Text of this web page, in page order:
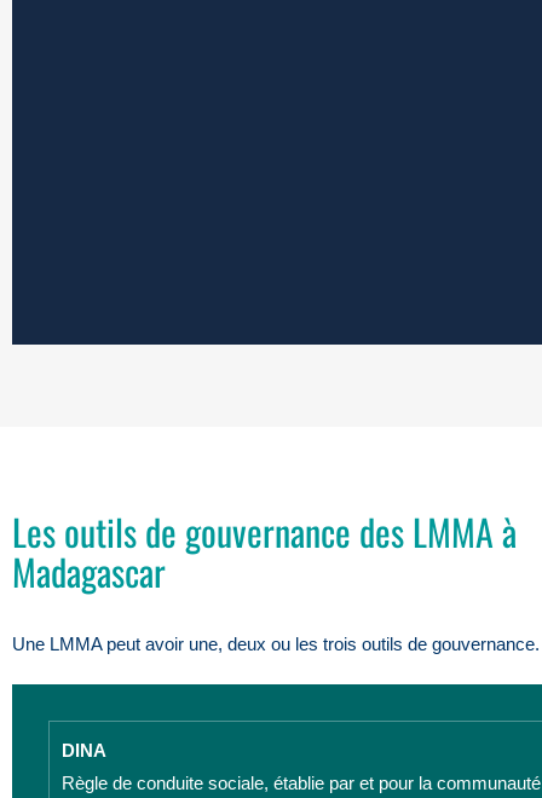
Les outils de gouvernance des LMMA à
Madagascar
Une LMMA peut avoir une, deux ou les trois outils de gouvernance.
DINA
Règle de conduite sociale, établie par et pour la communauté